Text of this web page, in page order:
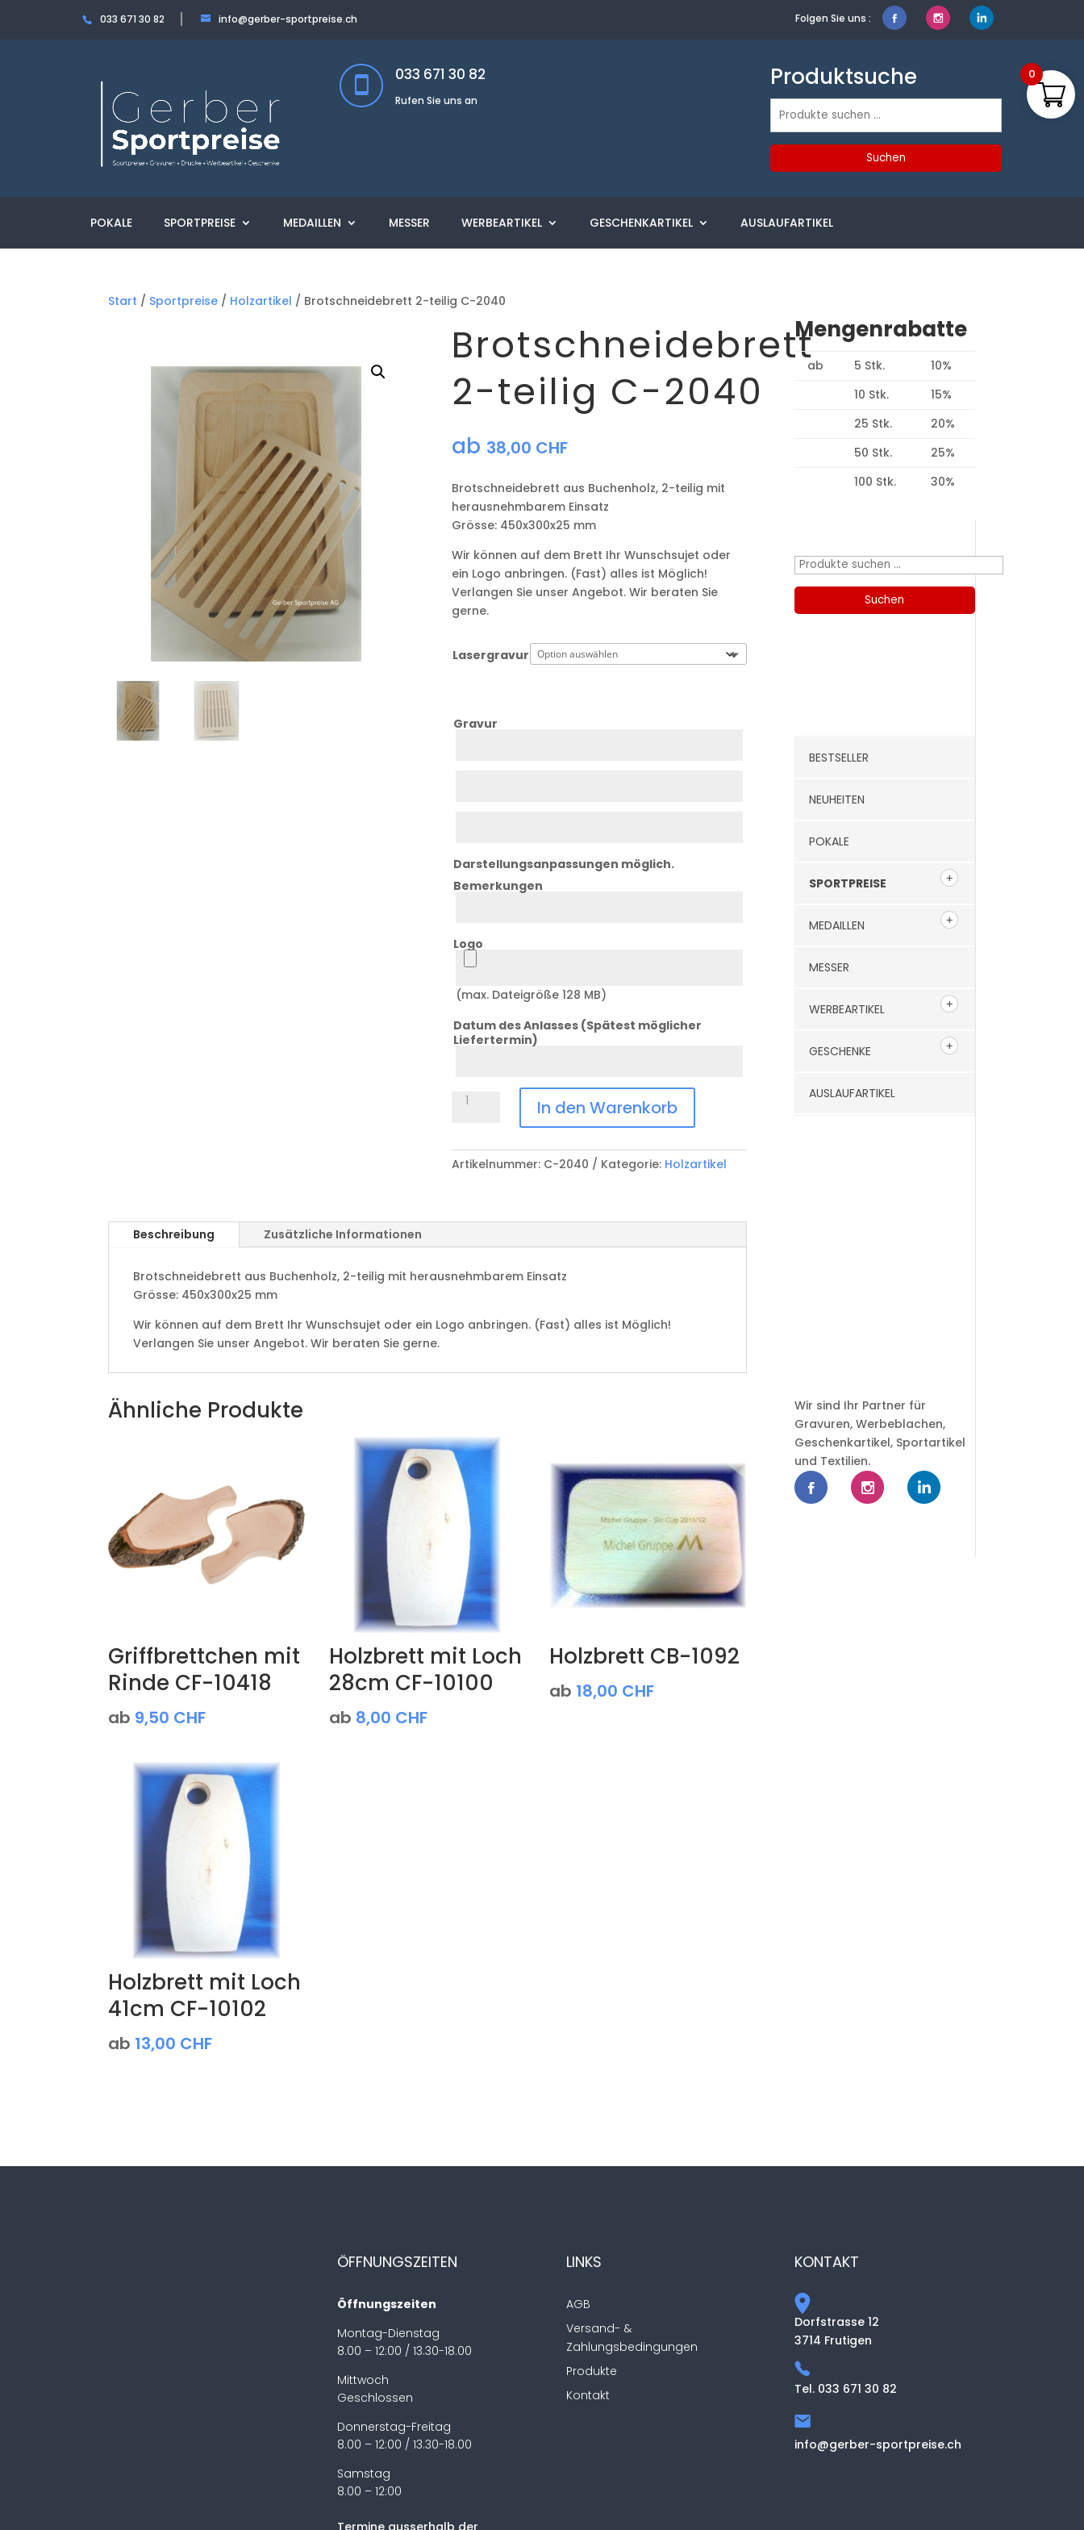
033 671 30 82 info@gerber-sportpreise.ch Folgen Sie uns :
033 671 30 82
Rufen Sie uns an
Produktsuche
Suchen
Suchen
POKALE SPORTPREISE MEDAILLEN MESSER WERBEARTIKEL GESCHENKARTIKEL AUSLAUFARTIKEL
Start / Sportpreise / Holzartikel / Brotschneidebrett 2-teilig C-2040
Brotschneidebrett
2-teilig C-2040
ab 38,00 CHF
Brotschneidebrett aus Buchenholz, 2-teilig mit
herausnehmbarem Einsatz
Grösse: 450x300x25 mm
Wir können auf dem Brett Ihr Wunschsujet oder
ein Logo anbringen. (Fast) alles ist Möglich!
Verlangen Sie unser Angebot. Wir beraten Sie
gerne.
Lasergravur
Gravur
Darstellungsanpassungen möglich.
Bemerkungen
Bemerkung
Logo
Logo
(max. Dateigröße 128 MB)
Datum des Anlasses (Spätest möglicher
Liefertermin)
Brotschneidebrett
C-
In den Warenkorb
Artikelnummer: C-2040 Kategorie: Holzartikel
Beschreibung Zusätzliche Informationen
Brotschneidebrett aus Buchenholz, 2-teilig mit herausnehmbarem Einsatz
Grösse: 450x300x25 mm
Wir können auf dem Brett Ihr Wunschsujet oder ein Logo anbringen. (Fast) alles ist Möglich!
Verlangen Sie unser Angebot. Wir beraten Sie gerne.
Ähnliche Produkte
Griffbrettchen mit
Rinde CF-10418
ab 9,50 CHF
Holzbrett mit Loch
28cm CF-10100
ab 8,00 CHF
Holzbrett CB-1092
ab 18,00 CHF
Holzbrett mit Loch
41cm CF-10102
ab 13,00 CHF
Mengenrabatte
ab 5 Stk.
10%
10 Stk.
15%
25 Stk.
20%
50 Stk.
25%
100 Stk.
30%
Suchen
Suchen
BESTSELLER
NEUHEITEN
POKALE
SPORTPREISE
MEDAILLEN
MESSER
WERBEARTIKEL
GESCHENKE
AUSLAUFARTIKEL
Wir sind Ihr Partner für
Gravuren, Werbeblachen,
Geschenkartikel, Sportartikel
und Textilien.
ÖFFNUNGSZEITEN
Öffnungszeiten
Montag-Dienstag
8.00 – 12:00 / 13.30-18.00
Mittwoch
Geschlossen
Donnerstag-Freitag
8.00 – 12:00 / 13.30-18.00
Samstag
8.00 – 12:00
LINKS
AGB
Versand- &
Zahlungsbedingungen
Produkte
Kontakt
KONTAKT
Dorfstrasse 12
3714 Frutigen
Tel. 033 671 30 82
info@gerber-sportpreise.ch
0